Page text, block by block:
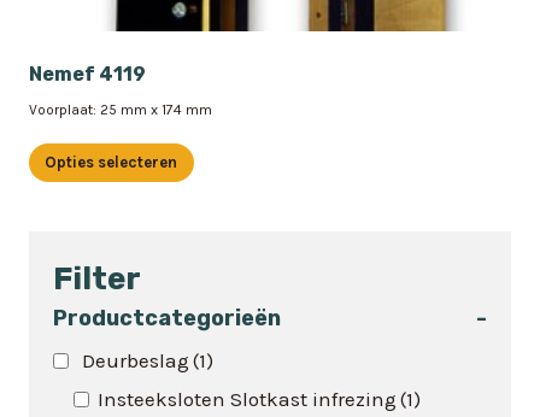
Nemef 4119
Voorplaat: 25 mm x 174 mm
Opties selecteren
meerdere
variaties.
optie
Filter
Productcategorieën -
Deurbeslag (1)
Insteeksloten Slotkast infrezing (1)